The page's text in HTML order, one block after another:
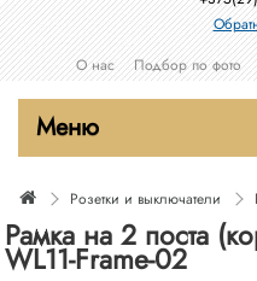
О нас
Подбор по фото
Меню
Розетки и выключатели
Рамка на 2 поста
WL11-Frame-02